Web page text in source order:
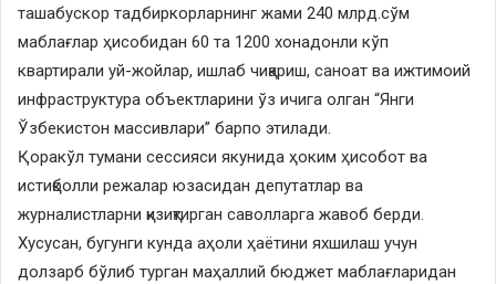
ташабускор тадбиркорларнинг жами 240 млрд.сўм
маблағлар ҳисобидан 60 та 1200 хонадонли кўп
квартирали уй-жойлар, ишлаб чиқариш, саноат ва ижтимоий
инфраструктура объектларини ўз ичига олган “Янги
Ўзбекистон массивлари” барпо этилади.
Қоракўл тумани сессияси якунида ҳоким ҳисобот ва
истиқболли режалар юзасидан депутатлар ва
журналистларни қизиқтирган саволларга жавоб берди.
Хусусан, бугунги кунда аҳоли ҳаётини яхшилаш учун
долзарб бўлиб турган маҳаллий бюджет маблағларидан